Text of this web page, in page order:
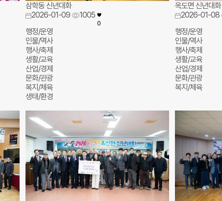
삼학동 신년대화
2026-01-09
1005
0
행정/운영
인물/역사
행사/축제
생활/교육
산업/경제
문화/관광
복지/체육
생태/환경
옥도면 신년대화
2026-01-08
행정/운영
인물/역사
행사/축제
생활/교육
산업/경제
문화/관광
복지/체육